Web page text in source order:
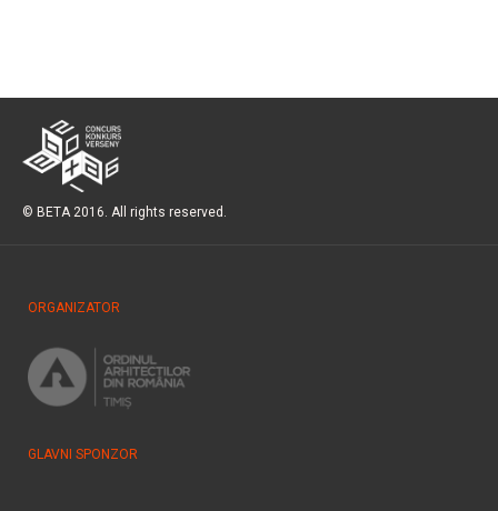
© BETA 2016. All rights reserved.
ORGANIZATOR
GLAVNI SPONZOR